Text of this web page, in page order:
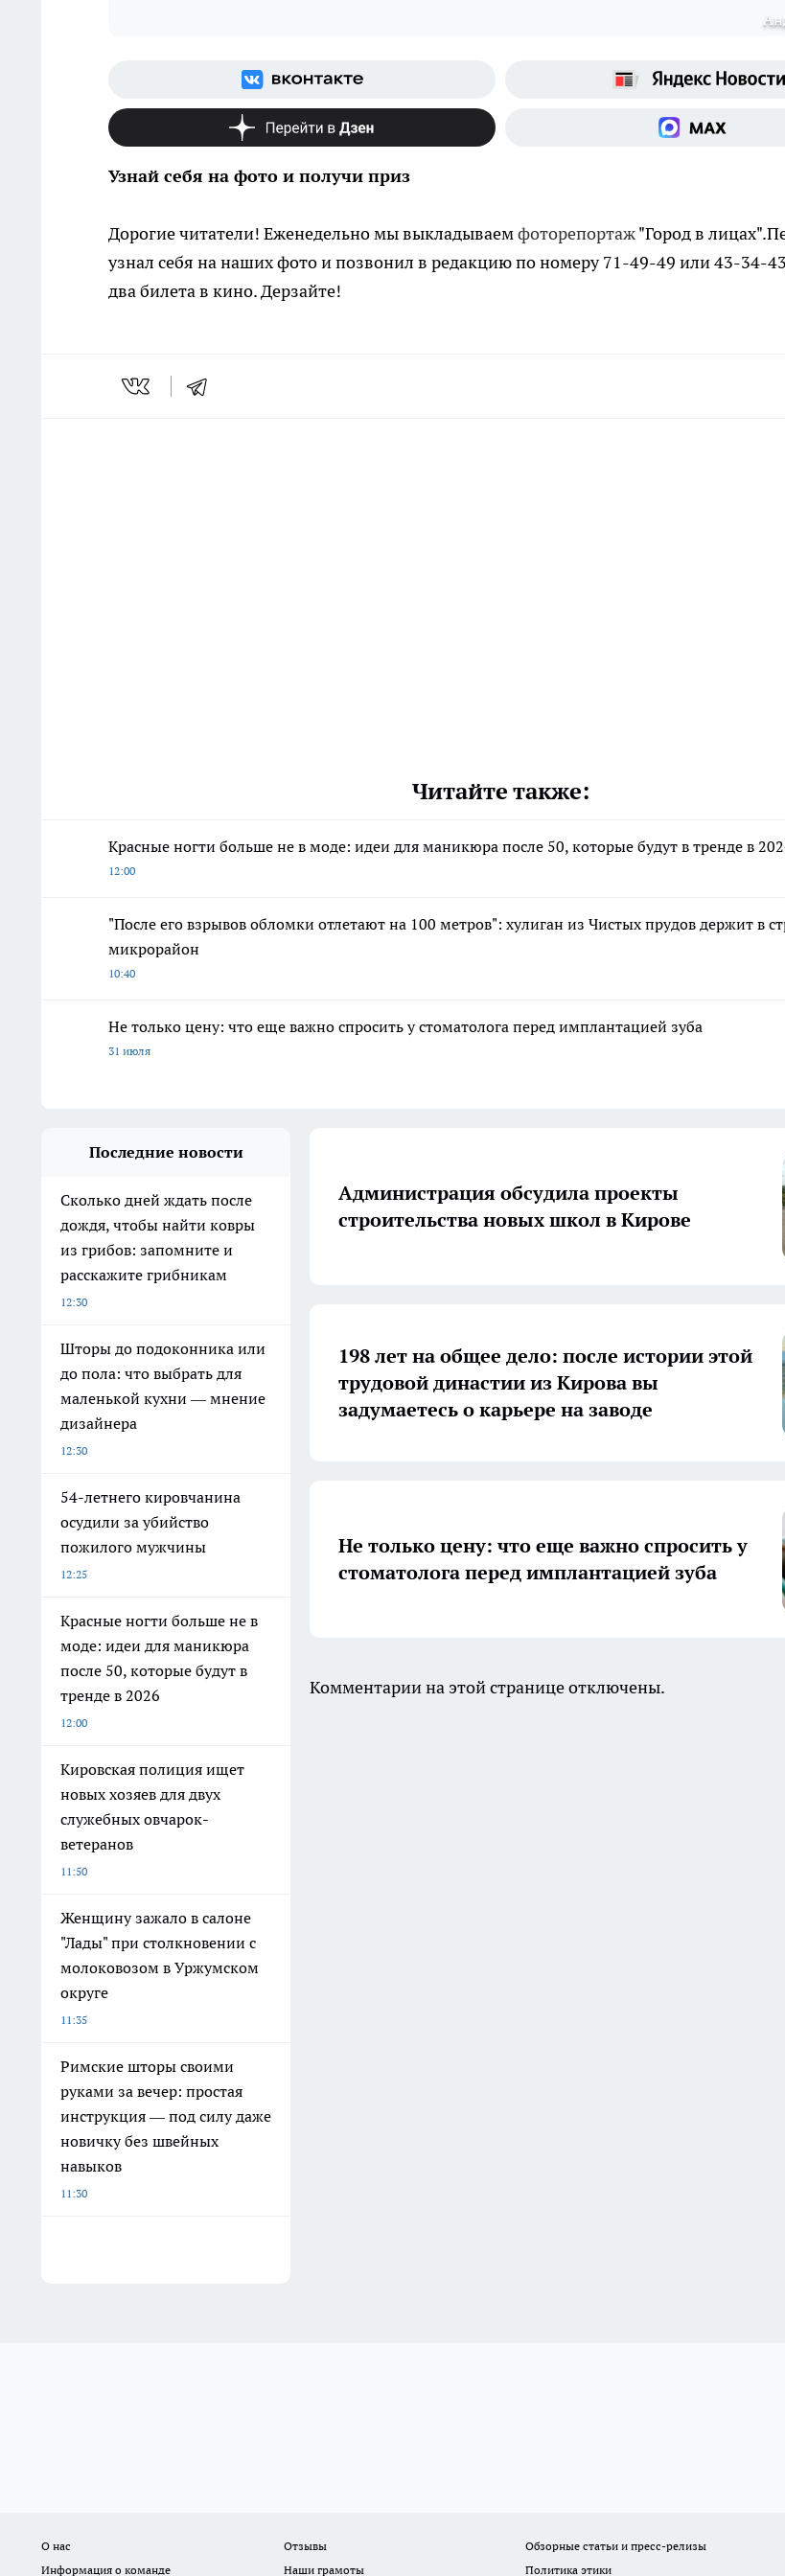
Узнай себя на фото и получи приз
Дорогие читатели! Еженедельно мы выкладываемфоторепортаж"Город в
узнал себя на наших фото и позвонил в редакцию по номеру 71-49-49 или 43-34-
два билета в кино. Дерзайте!
Читайте также:
Красные ногти больше не в моде: идеи для маникюра после 50, которые будут в тренде в
12:00
"После его взрывов обломки отлетают на 100 метров": хулиган из Чистых прудов держит в
микрорайон
10:40
Не только цену: что еще важно спросить у стоматолога перед имплантацией зуба
31 июля
Последние новости
Сколько дней ждать после
дождя, чтобы найти ковры
из грибов: запомните и
расскажите грибникам
12:30
Шторы до подоконника или
до пола: что выбрать для
маленькой кухни — мнение
дизайнера
12:30
54-летнего кировчанина
осудили за убийство
пожилого мужчины
12:25
Красные ногти больше не в
моде: идеи для маникюра
после 50, которые будут в
тренде в 2026
12:00
Кировская полиция ищет
новых хозяев для двух
служебных овчарок-
ветеранов
11:50
Женщину зажало в салоне
"Лады" при столкновении с
молоковозом в Уржумском
округе
11:35
Римские шторы своими
руками за вечер: простая
инструкция — под силу даже
новичку без швейных
навыков
11:30
Администрация обсудила проекты
строительства новых школ в Кирове
198 лет на общее дело: после истории этой
трудовой династии из Кирова вы
задумаетесь о карьере на заводе
Не только цену: что еще важно спросить у
стоматолога перед имплантацией зуба
Комментарии на этой странице отключены.
О нас Отзывы
Обзорные статьи и пресс-релизы
Информация о команде
Наши грамоты Политика этики